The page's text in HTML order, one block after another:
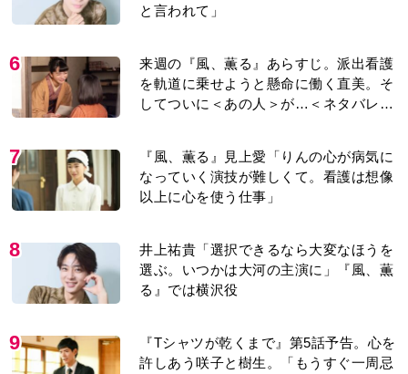
と言われて」
6
来週の『風、薫る』あらすじ。派出看護
を軌道に乗せようと懸命に働く直美。そ
してついに＜あの人＞が…＜ネタバレあ
7
『風、薫る』見上愛「りんの心が病気に
なっていく演技が難しくて。看護は想像
以上に心を使う仕事」
8
井上祐貴「選択できるなら大変なほうを
選ぶ。いつかは大河の主演に」『風、薫
る』では横沢役
9
『Tシャツが乾くまで』第5話予告。心を
許しあう咲子と樹生。「もうすぐ一周忌